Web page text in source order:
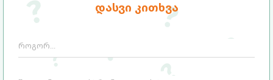
დასვი კითხვა